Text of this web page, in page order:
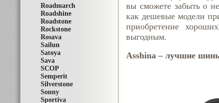
Roadmarch
Roadshine
Roadstone
Rockstone
Rosava
Sailun
Satoya
Sava
SCOP
Semperit
Silverstone
Sonny
Sportiva
вы сможете забыть о
как дешевые модели
приобретение
выгодным.
Asshina – лучшие